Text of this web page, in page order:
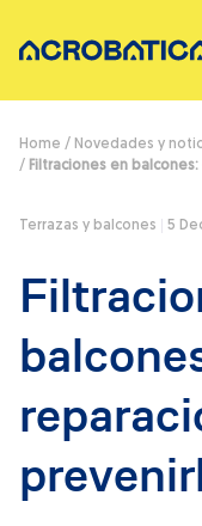
Descubre
Dónde
Novedades
Home / Novedades y
/ Filtraciones en
Terrazas y balcones 5